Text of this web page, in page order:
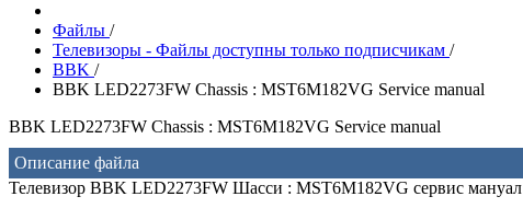
Файлы /
Телевизоры - Файлы доступны только подписчикам /
BBK /
BBK LED2273FW Chassis : MST6M182VG Service manual
BBK LED2273FW Chassis : MST6M182VG Service manual
Описание файла
Телевизор BBK LED2273FW Шасси : MST6M182VG сервис мануал